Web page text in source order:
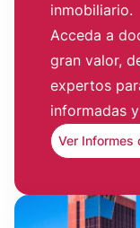
inmobiliario.
Acceda a
gran valor,
expertos
informadas
Ver Informes